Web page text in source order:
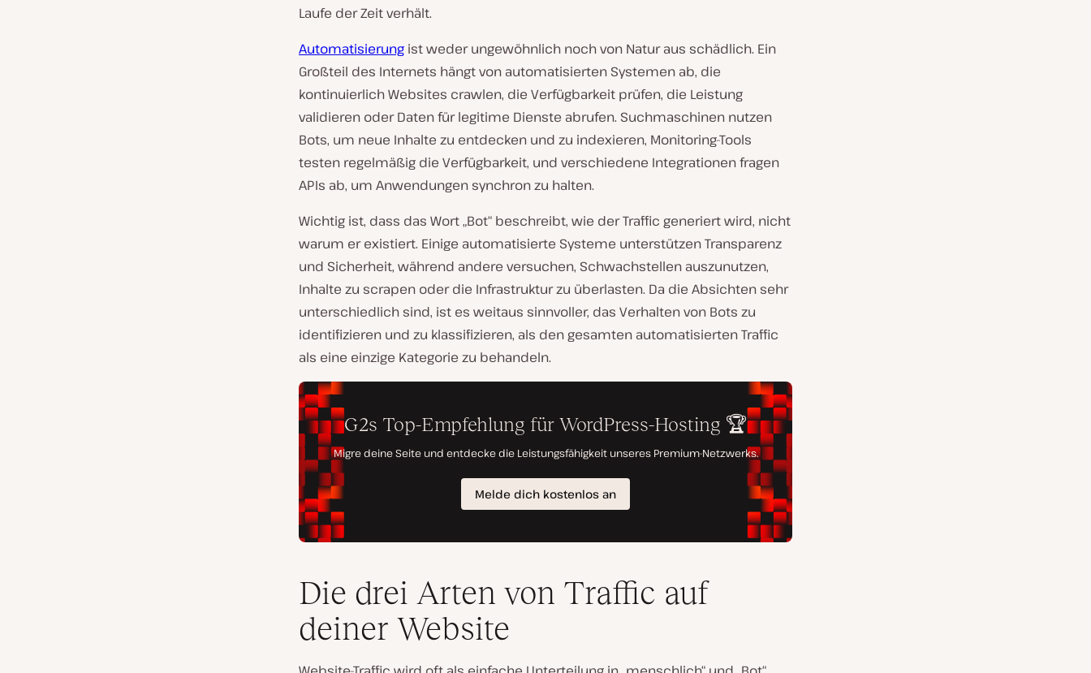
Laufe der Zeit verhält.
Automatisierung ist weder ungewöhnlich noch von Natur aus schädlich. Ein
Großteil des Internets hängt von automatisierten Systemen ab, die
kontinuierlich Websites crawlen, die Verfügbarkeit prüfen, die Leistung
validieren oder Daten für legitime Dienste abrufen. Suchmaschinen nutzen
Bots, um neue Inhalte zu entdecken und zu indexieren, Monitoring-Tools
testen regelmäßig die Verfügbarkeit, und verschiedene Integrationen fragen
APIs ab, um Anwendungen synchron zu halten.
Wichtig ist, dass das Wort „Bot“ beschreibt, wie der Traffic generiert wird, nicht
warum er existiert. Einige automatisierte Systeme unterstützen Transparenz
und Sicherheit, während andere versuchen, Schwachstellen auszunutzen,
Inhalte zu scrapen oder die Infrastruktur zu überlasten. Da die Absichten sehr
unterschiedlich sind, ist es weitaus sinnvoller, das Verhalten von Bots zu
identifizieren und zu klassifizieren, als den gesamten automatisierten Traffic
als eine einzige Kategorie zu behandeln.
Die drei Arten von Traffic auf
deiner Website